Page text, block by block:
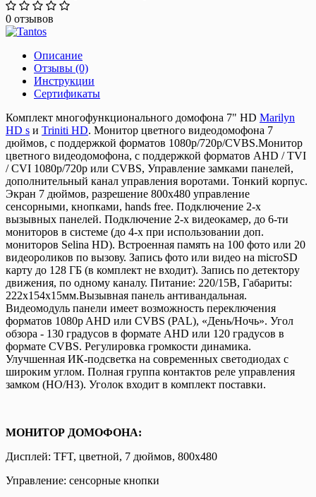
0 отзывов
Описание
Отзывы (0)
Инструкции
Сертификаты
Комплект многофункционального домофона 7" HD Marilyn
HD s и Triniti HD. Монитор цветного видеодомофона 7
дюймов, с поддержкой форматов 1080р/720p/CVBS.Монитор
цветного видеодомофона, с поддержкой форматов AHD / TVI
/ CVI 1080р/720p или CVBS, Управление замками панелей,
дополнительный канал управления воротами. Тонкий корпус.
Экран 7 дюймов, разрешение 800х480 управление
сенсорными, кнопками, hands free. Подключение 2-х
вызывных панелей. Подключение 2-х видеокамер, до 6-ти
мониторов в системе (до 4-х при использовании доп.
мониторов Selina HD). Встроенная память на 100 фото или 20
видеороликов по вызову. Запись фото или видео на microSD
карту до 128 ГБ (в комплект не входит). Запись по детектору
движения, по одному каналу. Питание: 220/15В, Габариты:
222х154х15мм.Вызывная панель антивандальная.
Видеомодуль панели имеет возможность переключения
форматов 1080p AHD или CVBS (PAL), «День/Ночь». Угол
обзора - 130 градусов в формате AHD или 120 градусов в
формате CVBS. Регулировка громкости динамика.
Улучшенная ИК-подсветка на современных светодиодах с
широким углом. Полная группа контактов реле управления
замком (НО/НЗ). Уголок входит в комплект поставки.
МОНИТОР ДОМОФОНА:
Дисплей: TFT, цветной, 7 дюймов, 800х480
Управление: сенсорные кнопки